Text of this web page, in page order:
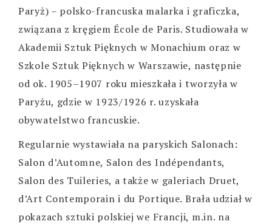
Paryż) – polsko-francuska malarka i graficzka,
związana z kręgiem École de Paris. Studiowała w
Akademii Sztuk Pięknych w Monachium oraz w
Szkole Sztuk Pięknych w Warszawie, następnie
od ok. 1905–1907 roku mieszkała i tworzyła w
Paryżu, gdzie w 1923/1926 r. uzyskała
obywatelstwo francuskie.
Regularnie wystawiała na paryskich Salonach:
Salon d’Automne, Salon des Indépendants,
Salon des Tuileries, a także w galeriach Druet,
d’Art Contemporain i du Portique. Brała udział w
pokazach sztuki polskiej we Francji, m.in. na